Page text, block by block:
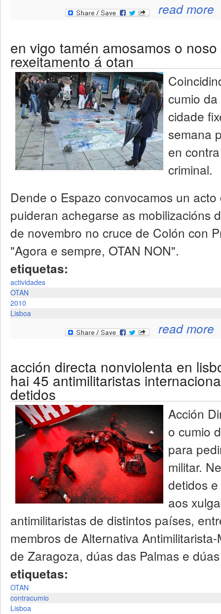
read more
en vigo tamén amosamos o noso
rexeitamento á otan
cumio
cidade
semana
en
criminal.
Dende o Espazo convocamos un
puideran achegarse as mobilizacións
de novembro no cruce de Colón con
"Agora e sempre, OTAN NON".
etiquetas:
actividades
OTAN
2010
Lisboa
read more
acción directa nonviolenta en
hai 45 antimilitaristas
detidos
Acción
o cumio
para
militar.
detidos
aos
antimilitaristas de distintos países,
membros de Alternativa
de Zaragoza, dúas das Palmas e
etiquetas:
OTAN
contracumio
Lisboa